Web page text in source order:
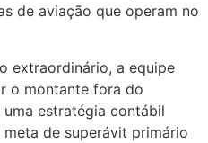
de aviação que operam no
extraordinário, a equipe
o montante fora do
uma estratégia contábil
de superávit primário